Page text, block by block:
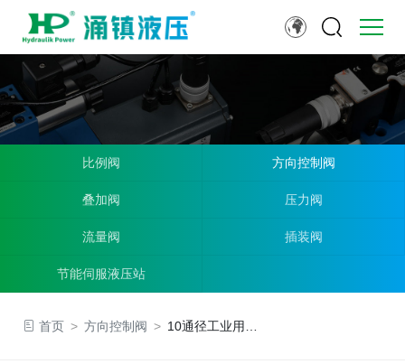
比例阀 方向控制阀
叠加阀 压力阀
流量阀 插装阀
节能伺服液压站
首页 > 方向控制阀 >